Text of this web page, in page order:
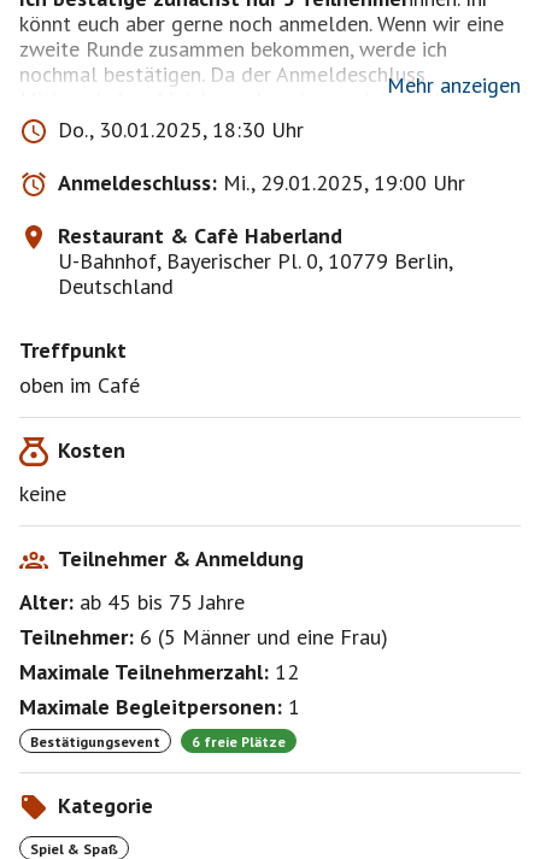
könnt euch aber gerne noch anmelden. Wenn wir eine
zweite Runde zusammen bekommen, werde ich
nochmal bestätigen. Da der Anmeldeschluss
Mittwochabend ist, kann das also auch kurzfristig sein.
Wem das zu lange dauert, melde sich bitte gleich
wieder ab. Maximal bekommen wir nur zwei Tische im
Haberland und spielen deshalb auch schon mal zu
sechst. Im Übrigen behalte ich mir vor, nicht unbedingt
nach der Reihenfolge der Anmeldungen vorzugehen.
Mehr anzeigen
Do., 30.01.2025, 18:30 Uhr
Anmeldeschluss: Mi., 29.01.2025, 19:00 Uhr
Restaurant & Cafè Haberland
U-Bahnhof, Bayerischer Pl. 0, 10779 Berlin,
Deutschland
Treffpunkt
oben im Café
Kosten
keine
Teilnehmer & Anmeldung
Alter: ab 45 bis 75Jahre
Teilnehmer: 6 (5 Männer und eine Frau)
Maximale Teilnehmerzahl: 12
Maximale Begleitpersonen: 1
Bestätigungsevent 6 freie Plätze
Kategorie
Spiel & Spaß